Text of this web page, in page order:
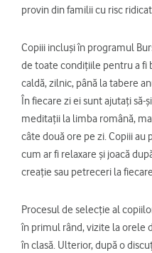
provin din familii cu risc
Copiii incluşi în programul
de toate condiţiile pentru a fi
caldă, zilnic, până la tabere
În fiecare zi ei sunt ajutaţi să-
meditaţii la limba română,
câte două ore pe zi. Copiii
cum ar fi relaxare şi joacă
creaţie sau petreceri la
Procesul de selecție al
în primul rând, vizite la orele
în clasă. Ulterior, după o